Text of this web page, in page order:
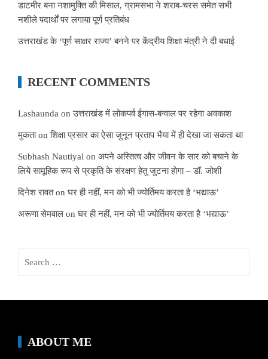
डाटमीर बना नशामुक्ति की मिसाल, ग्रामसभा ने शराब-चरस समेत सभी
नशीले पदार्थों पर लगाया पूर्ण प्रतिबंध
उत्तराखंड के ‘पूर्ण साक्षर राज्य’ बनने पर केंद्रीय शिक्षा मंत्री ने दी बधाई
RECENT COMMENTS
Lashaunda onउत्तराखंड में लोकपर्व ईगास-बग्वाल पर रहेगा अवकाश
मुकताonशिक्षा प्रसार का ऐसा जुनून प्रताप भैया में ही देखा जा सकता था
Subhash Nautiyal on अपने अस्तित्व और जीवन के सार को बचाने के
लिये सामूहिक रूप से प्रकृति के संरक्षण हेतु जुटना होगा – डॉ. जोशी
दिनेश रावतonघर ही नहीं, मन को भी ज्योर्तिमय करता है ‘भद्याऊ’
अरूणा सेमवाल onघर ही नहीं, मन को भी ज्योर्तिमय करता है ‘भद्याऊ’
ABOUT ME